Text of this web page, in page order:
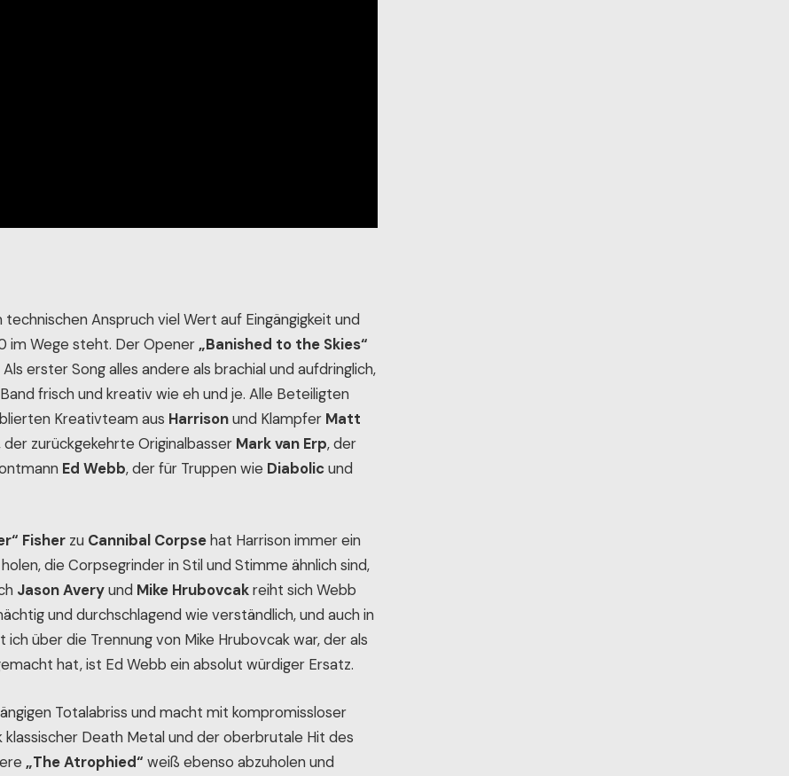
Anspruch viel Wert auf Eingängigkeit und
im Wege steht. Der Opener „Banished to the Skies“
erster Song alles andere als brachial und aufdringlich,
frisch und kreativ wie eh und je. Alle Beteiligten
Kreativteam aus Harrisonund Klampfer Matt
der zurückgekehrte Originalbasser Mark van Erp, der
Ed Webb, der für Truppen wie Diabolic und
Fisher zu Cannibal Corpsehat Harrison immer ein
die Corpsegrinder in Stil und Stimme ähnlich sind,
Jason Averyund Mike Hrubovcakreiht sich Webb
und durchschlagend wie verständlich, und auch in
über die Trennung von Mike Hrubovcak war, der als
hat, ist Ed Webb ein absolut würdiger Ersatz.
Totalabriss und macht mit kompromissloser
Death Metal und der oberbrutale Hit des
„The Atrophied“ weiß ebenso abzuholen und